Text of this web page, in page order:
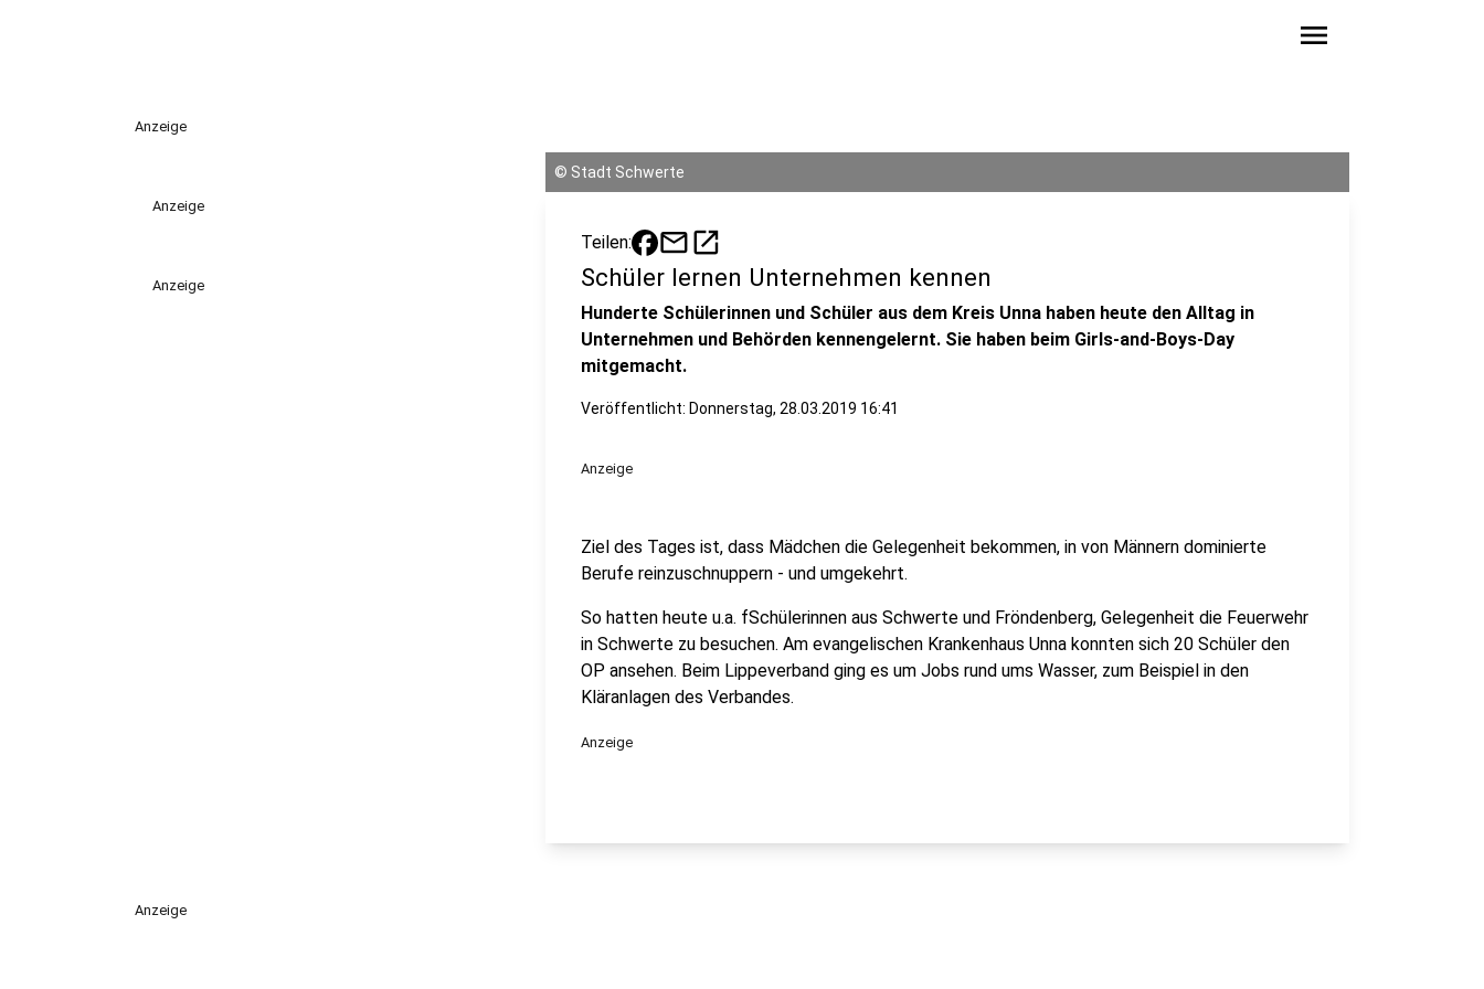
menu
Anzeige
Anzeige
Anzeige
© Stadt Schwerte
Teilen: mailopen_in_new
Schüler lernen Unternehmen kennen
Hunderte Schülerinnen und Schüler aus dem Kreis Unna haben heute den Alltag in
Unternehmen und Behörden kennengelernt. Sie haben beim Girls-and-Boys-Day
mitgemacht.
Veröffentlicht: Donnerstag, 28.03.2019 16:41
Anzeige
Ziel des Tages ist, dass Mädchen die Gelegenheit bekommen, in von Männern dominierte
Berufe reinzuschnuppern - und umgekehrt.
So hatten heute u.a. fSchülerinnen aus Schwerte und Fröndenberg, Gelegenheit die Feuerwehr
in Schwerte zu besuchen. Am evangelischen Krankenhaus Unna konnten sich 20 Schüler den
OP ansehen. Beim Lippeverband ging es um Jobs rund ums Wasser, zum Beispiel in den
Kläranlagen des Verbandes.
Anzeige
Anzeige